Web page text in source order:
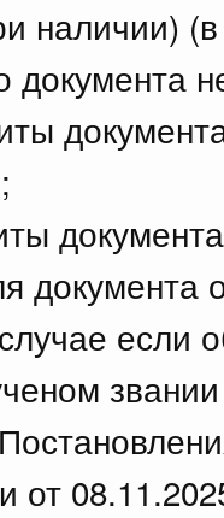
наличии)
документа
документа
если
от